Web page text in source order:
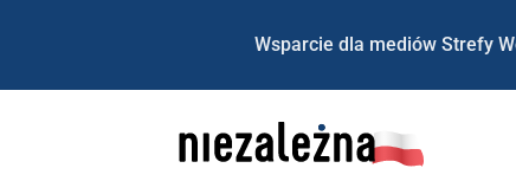
Wsparcie dla mediów Strefy